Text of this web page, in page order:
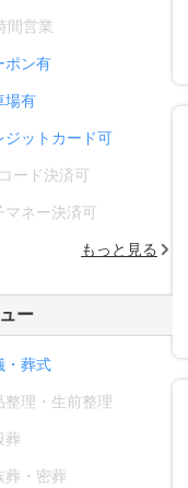
間営業
ポン有
場有
ジットカード可
ード決済可
マネー決済可
もっと見る
ー
・葬式
整理・生前整理
葬
葬・密葬